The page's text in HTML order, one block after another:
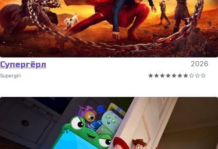
Супергёрл 2026
Supergirl